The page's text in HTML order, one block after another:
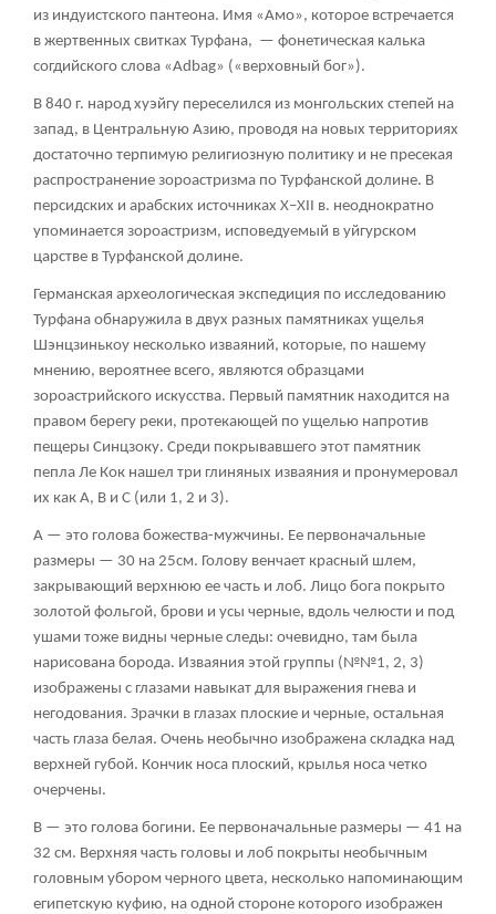
из индуистского пантеона. Имя «Амо», которое встречается
в жертвенных свитках Турфана, — фонетическая калька
согдийского слова «Adbag» («верховный бог»).
В 840 г. народ хуэйгу переселился из монгольских степей на
запад, в Центральную Азию, проводя на новых территориях
достаточно терпимую религиозную политику и не пресекая
распространение зороастризма по Турфанской долине. В
персидских и арабских источниках X–XII в. неоднократно
упоминается зороастризм, исповедуемый в уйгурском
царстве в Турфанской долине.
Германская археологическая экспедиция по исследованию
Турфана обнаружила в двух разных памятниках ущелья
Шэнцзинькоу несколько изваяний, которые, по нашему
мнению, вероятнее всего, являются образцами
зороастрийского искусства. Первый памятник находится на
правом берегу реки, протекающей по ущелью напротив
пещеры Синцзоку. Среди покрывавшего этот памятник
пепла Ле Кок нашел три глиняных изваяния и пронумеровал
их как А, В и С (или 1, 2 и 3).
А — это голова божества-мужчины. Ее первоначальные
размеры — 30 на 25см. Голову венчает красный шлем,
закрывающий верхнюю ее часть и лоб. Лицо бога покрыто
золотой фольгой, брови и усы черные, вдоль челюсти и под
ушами тоже видны черные следы: очевидно, там была
нарисована борода. Изваяния этой группы (№№1, 2, 3)
изображены с глазами навыкат для выражения гнева и
негодования. Зрачки в глазах плоские и черные, остальная
часть глаза белая. Очень необычно изображена складка над
верхней губой. Кончик носа плоский, крылья носа четко
очерчены.
В — это голова богини. Ее первоначальные размеры — 41 на
32 см. Верхняя часть головы и лоб покрыты необычным
головным убором черного цвета, несколько напоминающим
египетскую куфию, на одной стороне которого изображен